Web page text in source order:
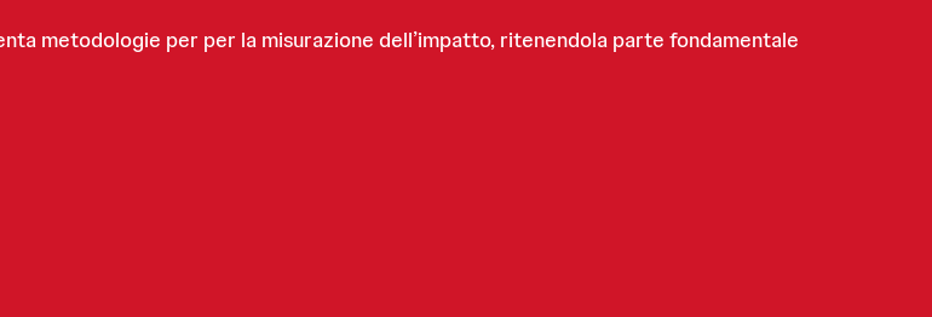
metodologie per per la misurazione dell’impatto, ritenendola parte fondamentale